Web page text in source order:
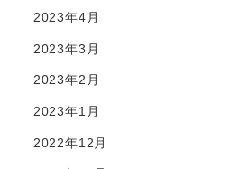
2023年4月
2023年3月
2023年2月
2023年1月
2022年12月